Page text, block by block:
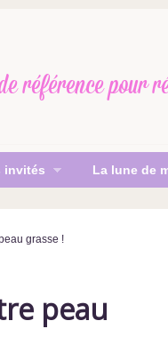
référencepour
invités La lune de
grasse !
peau